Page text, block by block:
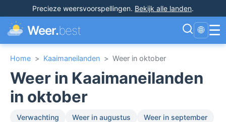
Precieze weersvoorspellingen. Bekijk alle landen.
Weer.best 🌐 ☰
Home > Kaaimaneilanden > Weer in oktober
Weer in Kaaimaneilanden
in oktober
Verwachting Weer in augustus
Weer in september